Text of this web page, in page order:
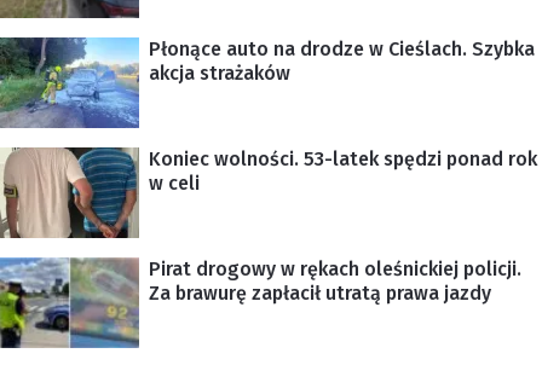
Płonące auto na drodze w Cieślach. Szybka
akcja strażaków
Koniec wolności. 53-latek spędzi ponad rok
w celi
Pirat drogowy w rękach oleśnickiej policji.
Za brawurę zapłacił utratą prawa jazdy